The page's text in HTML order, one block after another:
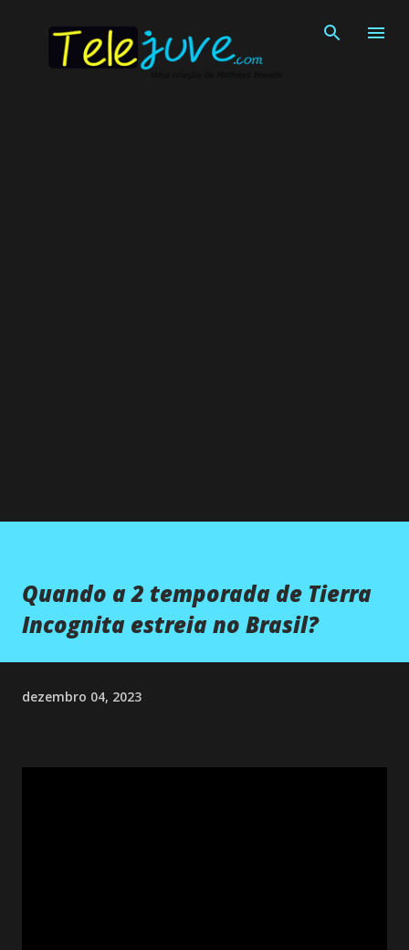
Quando a 2 temporada de Tierra
Incognita estreia no Brasil?
dezembro 04, 2023